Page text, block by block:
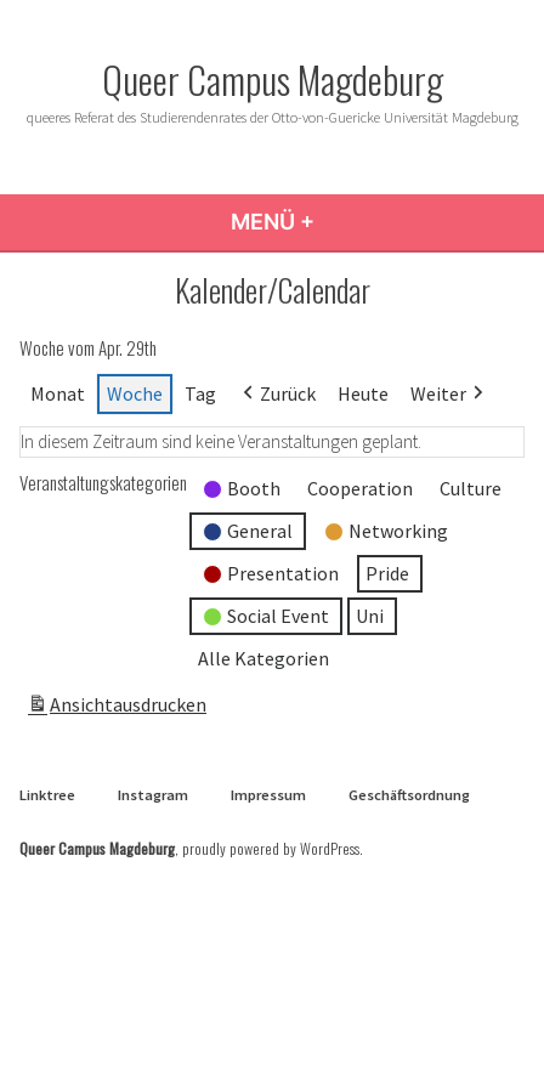
Queer Campus Magdeburg
queeres Referat des Studierendenrates der Otto-von-Guericke Universität Magdeburg
MENÜ +
Kalender/Calendar
Woche vom Apr. 29th
Monat Woche Tag Zurück Heute Weiter
In diesem Zeitraum sind keine Veranstaltungen geplant.
Veranstaltungskategorien Booth Cooperation
Culture
General
Networking
Presentation
Pride
Social Event
Uni
Alle Kategorien
Ansichtausdrucken
Linktree Instagram Impressum Geschäftsordnung
Queer Campus Magdeburg, proudly powered by WordPress.